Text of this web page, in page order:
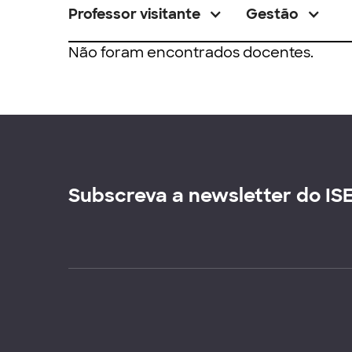
Professor visitante Gestão
Não foram encontrados docentes.
Subscreva a newsletter do